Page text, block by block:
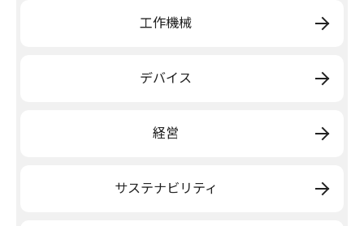
工作機械
デバイス
経営
サステナビリティ